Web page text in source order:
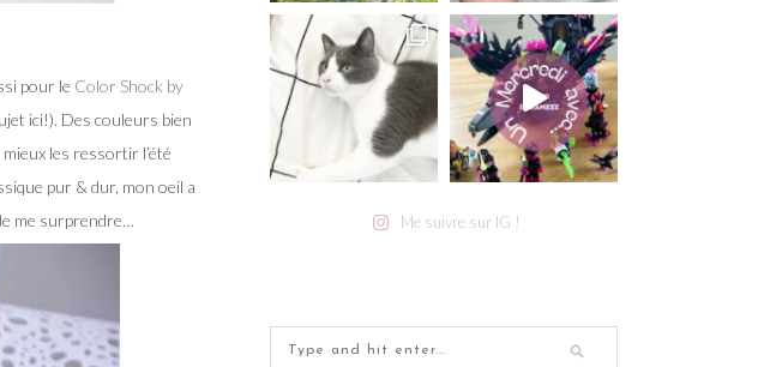
pour le Color Shock by
ici!). Des couleurs bien
les ressortir l’été
pur & dur, mon oeil a
me surprendre…
Me suivre sur IG !